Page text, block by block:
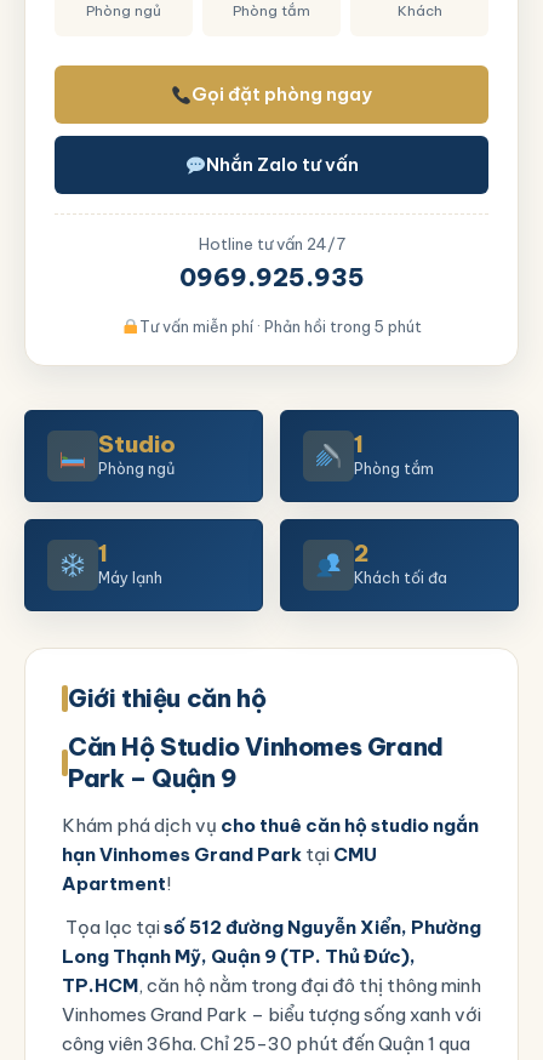
Studio
Phòng ngủ
1
Phòng tắm
1
Máy lạnh
2
Khách tối đa
Giới thiệu căn hộ
Căn Hộ Studio Vinhomes Grand
Park – Quận 9
Khám phá dịch vụ cho thuê căn hộ studio ngắn
hạn Vinhomes Grand Park tại CMU
Apartment!
Tọa lạc tạisố 512 đường Nguyễn Xiển, Phường
Long Thạnh Mỹ, Quận 9 (TP. Thủ Đức),
TP.HCM, căn hộ nằm trong đại đô thị thông minh
Vinhomes Grand Park – biểu tượng sống xanh với
công viên 36ha. Chỉ 25-30 phút đến Quận 1 qua
Phòng ngủ Phòng tắm Khách
Gọi đặt phòng ngay
Nhắn Zalo tư vấn
Hotline tư vấn 24/7
0969.925.935
Tư vấn miễn phí · Phản hồi trong 5 phút